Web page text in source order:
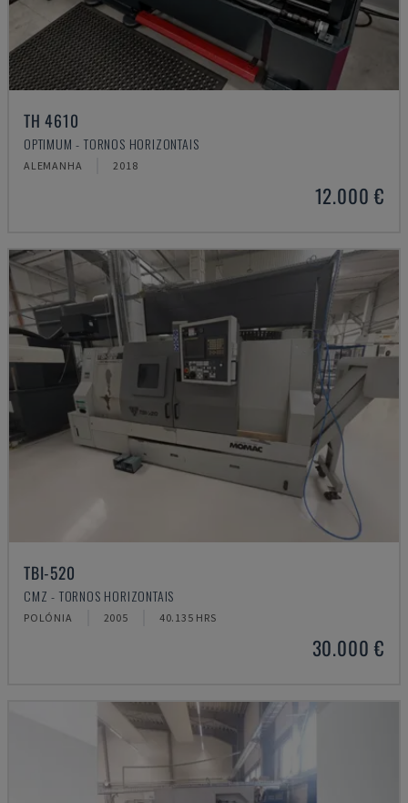
TH 4610
OPTIMUM - TORNOS HORIZONTAIS
ALEMANHA 2018
12.000 €
TBI-520
CMZ - TORNOS HORIZONTAIS
POLÓNIA 2005 40.135 HRS
30.000 €